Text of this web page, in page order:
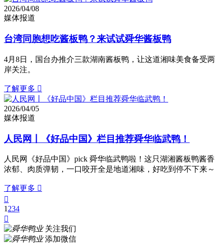
2026/04/08
媒体报道
台湾同胞想吃酱板鸭？来试试舜华酱板鸭
4月8日，国台办推介三款湖南酱板鸭，让这道湘味美食备受两
岸关注。
了解更多 
2026/04/05
媒体报道
人民网丨《好品中国》栏目推荐舜华临武鸭！
人民网《好品中国》pick 舜华临武鸭啦！这只湖湘酱板鸭酱香
浓郁、肉质弹韧，一口咬开全是地道湘味，好吃到停不下来～
了解更多 

1 234

关注我们
添加微信